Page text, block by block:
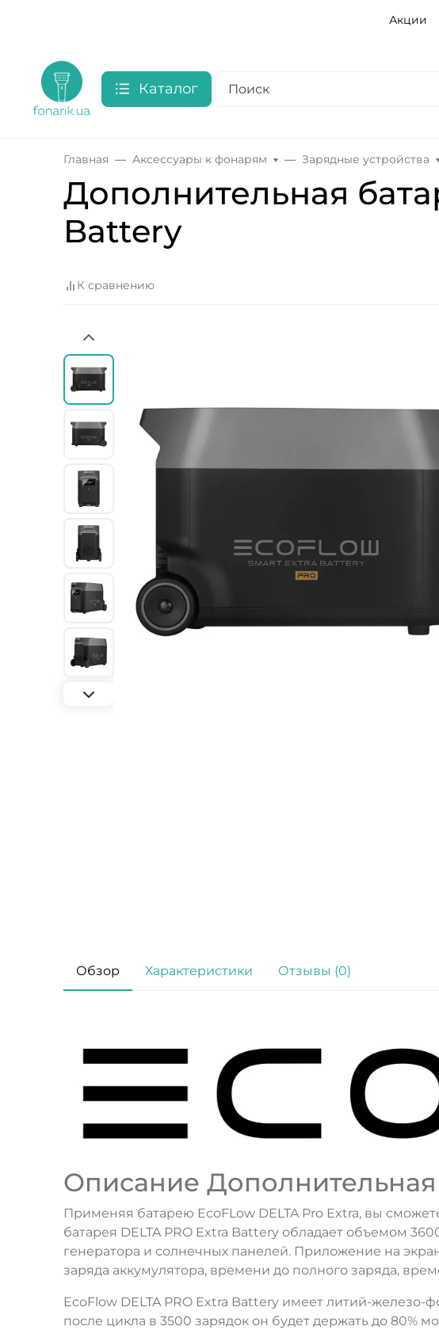
Акции
Каталог
Главная Аксессуары к фонарям Зарядные устройства
Дополнительная
Battery
К сравнению
Обзор Характеристики Отзывы (0)
Описание Дополнительная
Применяя батарею EcoFLow DELTA Pro Extra, вы
батарея DELTA PRO Extra Battery обладает объемом
генератора и солнечных панелей. Приложение на
заряда аккумулятора, времени до полного заряда,
EcoFlow DELTA PRO Extra Battery имеет литий-
после цикла в 3500 зарядок он будет держать до 80%